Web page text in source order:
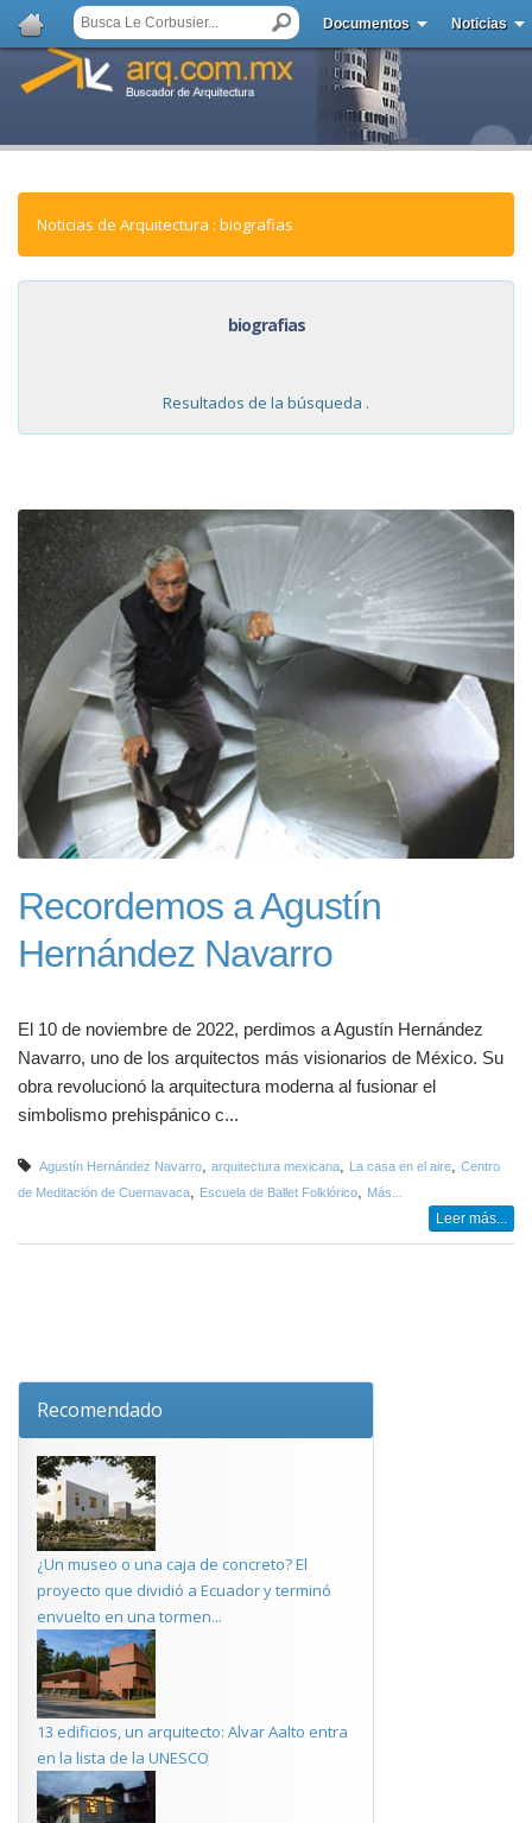
Documentos Noticias
Noticias de Arquitectura : biografias
biografias
Resultados de la búsqueda .
Recordemos a Agustín
Hernández Navarro
El 10 de noviembre de 2022, perdimos a Agustín Hernández
Navarro, uno de los arquitectos más visionarios de México. Su
obra revolucionó la arquitectura moderna al fusionar el
simbolismo prehispánico c...
Agustín Hernández Navarro, arquitectura mexicana, La casa en el aire, Centro
de Meditación de Cuernavaca, Escuela de Ballet Folklórico, Más...
Leer más...
Recomendado
¿Un museo o una caja de concreto? El
proyecto que dividió a Ecuador y terminó
envuelto en una tormen...
13 edificios, un arquitecto: Alvar Aalto entra
en la lista de la UNESCO